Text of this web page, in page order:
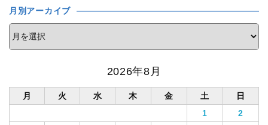
月別アーカイブ
2026年8月
月 火 水 木 金 土
日
1
2